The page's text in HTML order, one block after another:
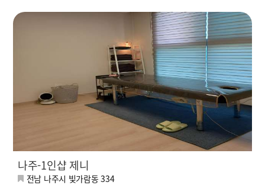
나주-1인샵 제니
전남 나주시 빛가람동 334